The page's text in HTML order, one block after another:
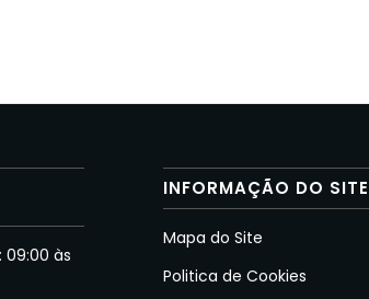
às
INFORMAÇÃO DO SITE
Mapa do Site
Politica de Cookies